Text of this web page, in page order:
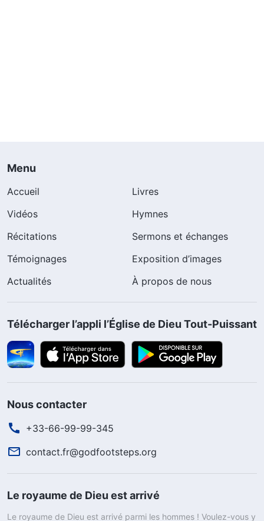
Menu
Accueil
Livres
Vidéos
Hymnes
Récitations
Sermons et échanges
Témoignages
Exposition d’images
Actualités
À propos de nous
Télécharger l’appli l’Église de Dieu Tout-Puissant
Nous contacter
+33-66-99-99-345
contact.fr@godfootsteps.org
Le royaume de Dieu est arrivé
Le royaume de Dieu est arrivé parmi les hommes ! Voulez-vous y